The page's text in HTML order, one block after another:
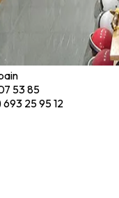
53 85
25 95 12